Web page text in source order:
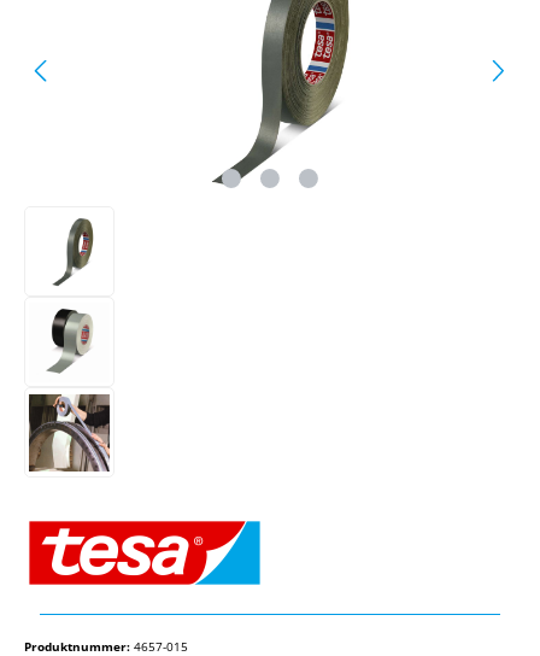
Produktnummer: 4657-015